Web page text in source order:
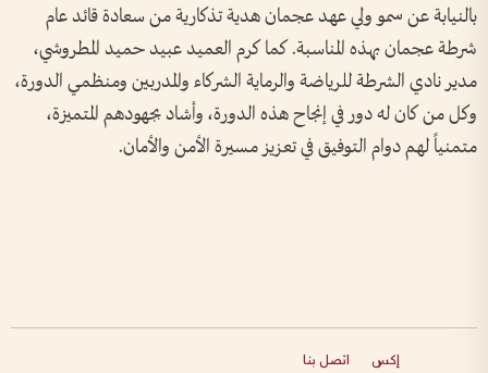
بالنيابة عن سمو ولي عهد عجمان هدية تذكارية من سعادة قائد عام
شرطة عجمان بهذه المناسبة. كما كرم العميد عبيد حميد المطروشي،
مدير نادي الشرطة للرياضة والرماية الشركاء والمدربين ومنظمي الدورة،
وكل من كان له دور في إنجاح هذه الدورة، وأشاد بجهودهم المتميزة،
متمنياً لهم دوام التوفيق في تعزيز مسيرة الأمن والأمان.
إكس اتصل بنا